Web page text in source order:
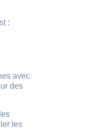
:
avec
des
les